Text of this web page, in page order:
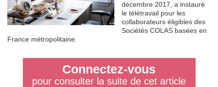
décembre 2017, a instauré
le télétravail pour les
collaborateurs éligibles des
Sociétés COLAS basées en
France métropolitaine.
Connectez-vous
pour consulter la suite de cet article